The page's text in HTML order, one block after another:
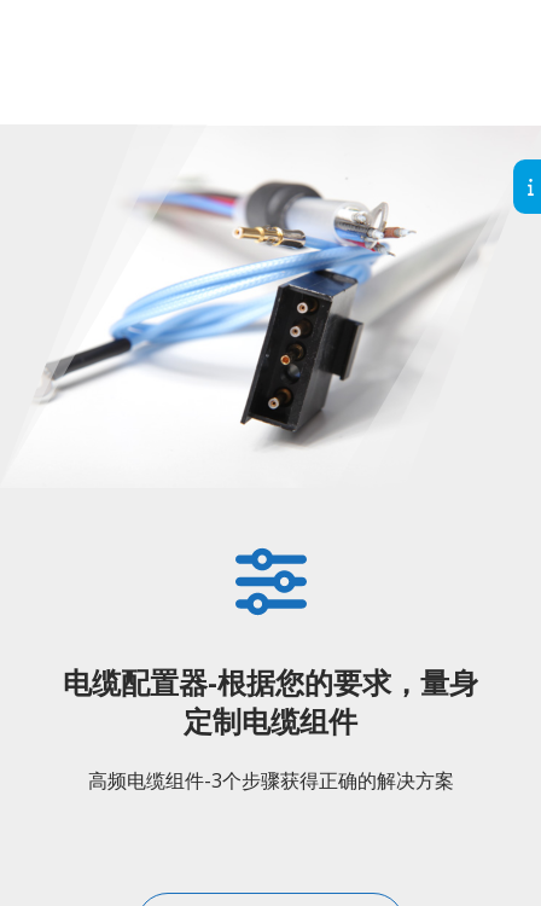
电缆配置器-根据您的要求，量身
定制电缆组件
高频电缆组件-3个步骤获得正确的解决方案